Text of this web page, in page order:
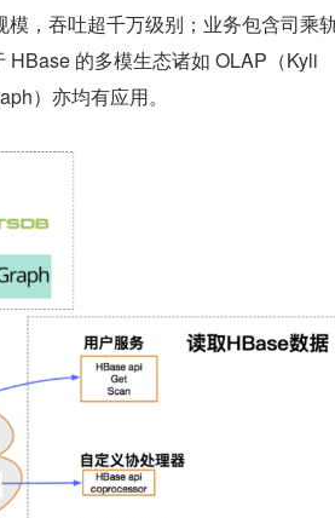
，吞吐超千万级别；业务包含司乘
的多模生态诸如 OLAP（Kyli
）亦均有应用。